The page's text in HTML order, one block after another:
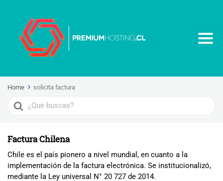
Home solicita factura
Search
For
Factura Chilena
Chile es el país pionero a nivel mundial, en cuanto a la
implementación de la factura electrónica. Se institucionalizó,
mediante la Ley universal N° 20 727 de 2014.